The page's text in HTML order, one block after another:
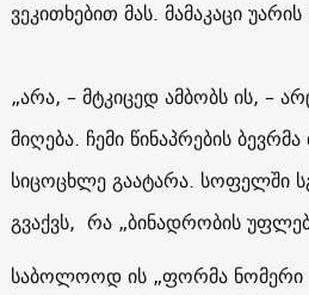
ვეკითხებით მას. მამაკაცი
„არა, – მტკიცედ ამბობს ის, –
მიღება. ჩემი წინაპრების
სიცოცხლე გაატარა. სოფელში
გვაქვს, რა „ბინადრობის
საბოლოოდ ის „ფორმა ნომერი